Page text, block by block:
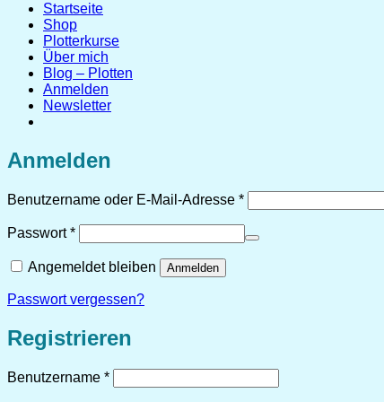
Startseite
Shop
Plotterkurse
Über mich
Blog – Plotten
Anmelden
Newsletter
Anmelden
Benutzername oder E-Mail-Adresse *Erforderlich
Passwort*Erforderlich
Angemeldet bleiben Anmelden
Passwort vergessen?
Registrieren
Benutzername *Erforderlich